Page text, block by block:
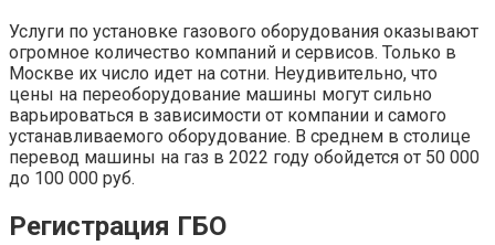
Услуги по установке газового оборудования оказывают
огромное количество компаний и сервисов. Только в
Москве их число идет на сотни. Неудивительно, что
цены на переоборудование машины могут сильно
варьироваться в зависимости от компании и самого
устанавливаемого оборудование. В среднем в столице
перевод машины на газ в 2022 году обойдется от 50 000
до 100 000 руб.
Регистрация ГБО